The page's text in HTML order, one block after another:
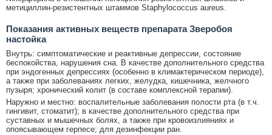
метициллин-резистентных штаммов Staphylococcus aureus.
Показания активных веществ препарата Зверобоя
настойка
Внутрь: симптоматические и реактивные депрессии, состояние
беспокойства, нарушения сна. В качестве дополнительного средства
при эндогенных депрессиях (особенно в климактерическом периоде),
а также при заболеваниях легких, желудка, кишечника, желчного
пузыря; хронический колит (в составе комплексной терапии).
Наружно и местно: воспалительные заболевания полости рта (в т.ч.
гингивит, стоматит); в качестве дополнительного средства при
суставных и мышечных болях, а также при кровоизлияниях и
опоясывающем герпесе; для дезинфекции ран.